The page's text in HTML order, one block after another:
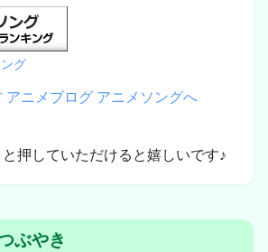
グ
押していただけると嬉しいです♪
ぶやき